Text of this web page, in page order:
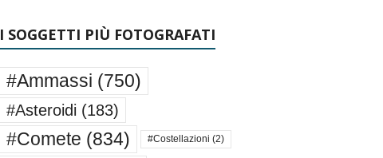
I SOGGETTI PIÙ FOTOGRAFATI
#Ammassi (750)
#Asteroidi (183)
#Comete (834) #Costellazioni (2)